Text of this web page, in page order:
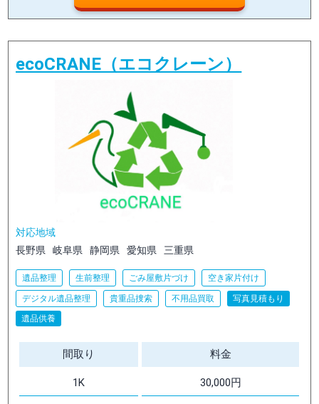
ecoCRANE（エコクレーン）
対応地域
長野県
岐阜県 静岡県 愛知県 三重県
遺品整理 生前整理 ごみ屋敷片づけ 空き家片付け
デジタル遺品整理 貴重品捜索 不用品買取
写真見積もり
遺品供養
間取り 料金
1K 30,000円